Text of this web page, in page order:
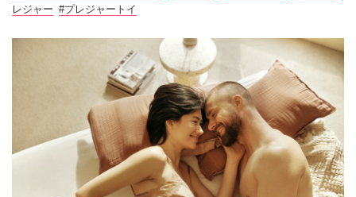
レジャー #プレジャートイ